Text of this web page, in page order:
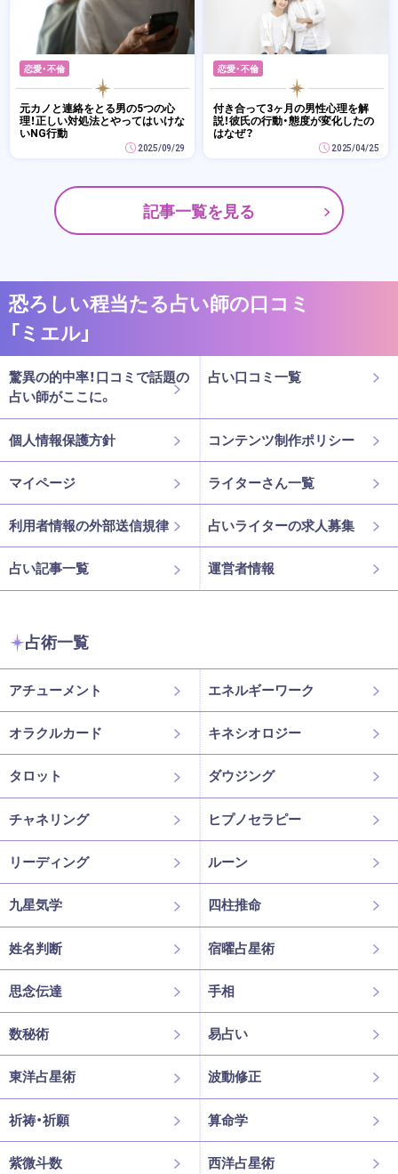
恋愛・不倫
元カノと連絡をとる男の5つの心
理！正しい対処法とやってはいけな
いNG行動
2025/09/29
恋愛・不倫
付き合って3ヶ月の男性心理を解
説！彼氏の行動・態度が変化したの
はなぜ？
2025/04/25
記事一覧を見る
恐ろしい程当たる占い師の口コミ
「ミエル」
驚異の的中率！口コミで話題の
占い師がここに。
占い口コミ一覧
個人情報保護方針 コンテンツ制作ポリシー
マイページ ライターさん一覧
利用者情報の外部送信規律 占いライターの求人募集
占い記事一覧 運営者情報
占術一覧
アチューメント エネルギーワーク
オラクルカード キネシオロジー
タロット ダウジング
チャネリング ヒプノセラピー
リーディング ルーン
九星気学 四柱推命
姓名判断 宿曜占星術
思念伝達 手相
数秘術 易占い
東洋占星術 波動修正
祈祷・祈願 算命学
紫微斗数 西洋占星術